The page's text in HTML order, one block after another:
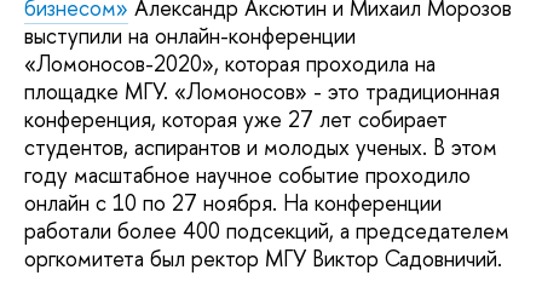
бизнесом» Александр Аксютин и Михаил Морозов
выступили на онлайн-конференции
«Ломоносов-2020», которая проходила на
площадке МГУ. «Ломоносов» - это традиционная
конференция, которая уже 27 лет собирает
студентов, аспирантов и молодых ученых. В этом
году масштабное научное событие проходило
онлайн с 10 по 27 ноября. На конференции
работали более 400 подсекций, а председателем
оргкомитета был ректор МГУ Виктор Садовничий.